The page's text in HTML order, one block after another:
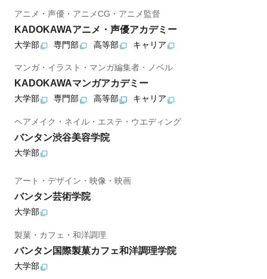
アニメ・声優・アニメCG・アニメ監督
KADOKAWAアニメ・声優アカデミー
大学部 専門部 高等部 キャリア
マンガ・イラスト・マンガ編集者・ノベル
KADOKAWAマンガアカデミー
大学部 専門部 高等部 キャリア
ヘアメイク・ネイル・エステ・ウエディング
バンタン渋谷美容学院
大学部
アート・デザイン・映像・映画
バンタン芸術学院
大学部
製菓・カフェ・和洋調理
バンタン国際製菓カフェ和洋調理学院
大学部